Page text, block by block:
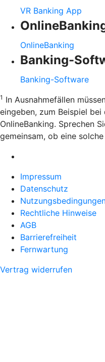
VR Banking App
OnlineBanking
Banking-
Banking-Software
1 In Ausnahmefällen
eingeben, zum Beispiel
OnlineBanking. Sprechen
gemeinsam, ob eine
Impressum
Datenschutz
Rechtliche Hinweise
AGB
Barrierefreiheit
Fernwartung
Vertrag widerrufen